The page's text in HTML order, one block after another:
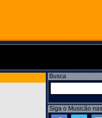
Busca
Siga o Musicão